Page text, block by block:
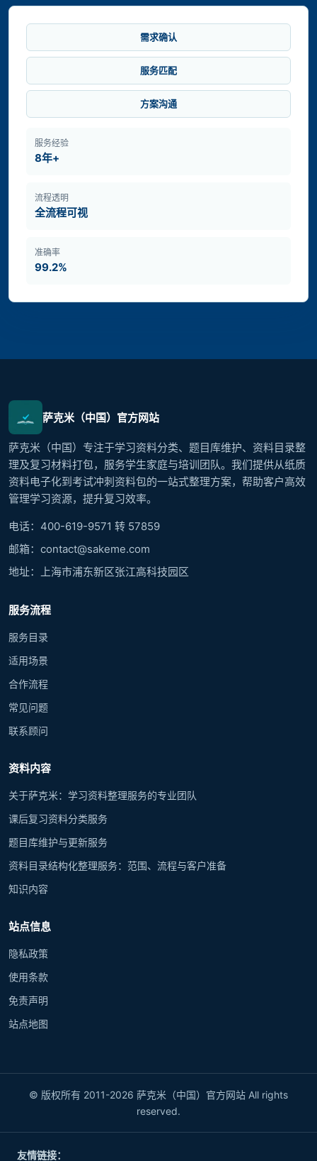
需求确认
服务匹配
方案沟通
服务经验
8年+
流程透明
全流程可视
准确率
99.2%
萨克米（中国）官方网站
萨克米（中国）专注于学习资料分类、题目库维护、资料目录整
理及复习材料打包，服务学生家庭与培训团队。我们提供从纸质
资料电子化到考试冲刺资料包的一站式整理方案，帮助客户高效
管理学习资源，提升复习效率。
电话：400-619-9571 转 57859
邮箱：contact@sakeme.com
地址：上海市浦东新区张江高科技园区
服务流程
服务目录
适用场景
合作流程
常见问题
联系顾问
资料内容
关于萨克米：学习资料整理服务的专业团队
课后复习资料分类服务
题目库维护与更新服务
资料目录结构化整理服务：范围、流程与客户准备
知识内容
站点信息
隐私政策
使用条款
免责声明
站点地图
© 版权所有 2011-2026 萨克米（中国）官方网站 All rights
reserved.
友情链接：